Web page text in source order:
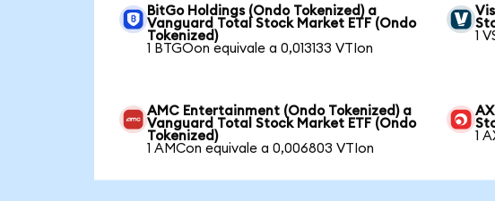
BitGo Holdings (Ondo Tokenized) a
Vanguard Total Stock Market ETF (Ondo
Tokenized)
1 BTGOon equivale a 0,013133 VTIon
1
AMC Entertainment (Ondo Tokenized) a
Vanguard Total Stock Market ETF (Ondo
Tokenized)
1 AMCon equivale a 0,006803 VTIon
1